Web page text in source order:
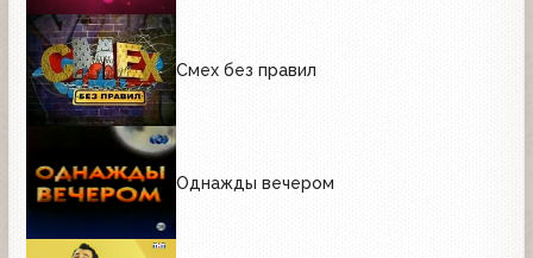
Смех без правил
Однажды вечером